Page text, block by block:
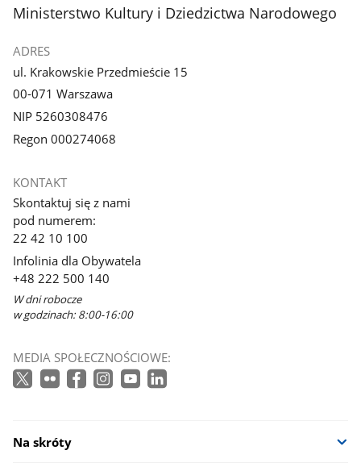
stopka
Ministerstwo Kultury i Dziedzictwa Narodowego
ADRES
ul. Krakowskie Przedmieście 15
00-071 Warszawa
NIP 5260308476
Regon 000274068
KONTAKT
Skontaktuj się z nami
pod numerem:
22 42 10 100
Infolinia dla Obywatela
+48 222 500 140
W dni robocze
w godzinach: 8:00-16:00
MEDIA SPOŁECZNOŚCIOWE:
Na skróty